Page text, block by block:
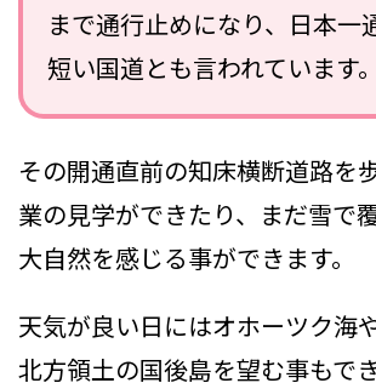
まで通行止めになり、日本一
短い国道とも言われています。
その開通直前の知床横断道路を
業の見学ができたり、まだ雪で
大自然を感じる事ができます。
天気が良い日にはオホーツク海
北方領土の国後島を望む事もでき